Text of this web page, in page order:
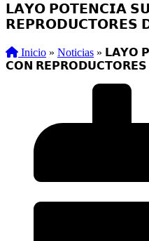
𝗟𝗔𝗬𝗢 𝗣𝗢𝗧𝗘𝗡𝗖𝗜𝗔
𝗥𝗘𝗣𝗥𝗢𝗗𝗨𝗖𝗧𝗢𝗥𝗘𝗦
Inicio » Noticias » 𝗟𝗔𝗬𝗢
𝗖𝗢𝗡 𝗥𝗘𝗣𝗥𝗢𝗗𝗨𝗖𝗧𝗢𝗥𝗘𝗦